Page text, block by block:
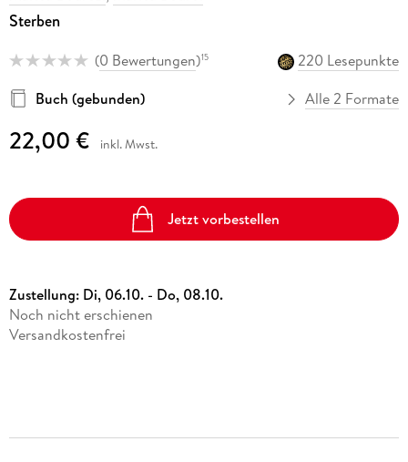
Sterben
(0 Bewertungen)15
220 Lesepunkte
Buch (gebunden)
Alle 2 Formate
22,00 € inkl. Mwst.
Jetzt vorbestellen
Zustellung: Di, 06.10. - Do, 08.10.
Noch nicht erschienen
Versandkostenfrei